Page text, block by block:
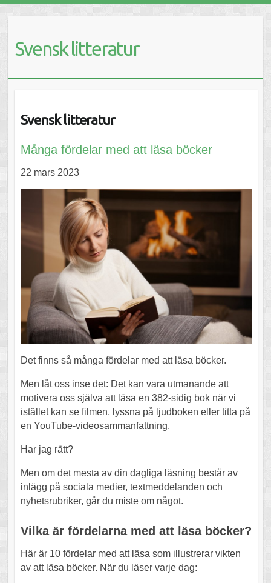
Svensk litteratur
Svensk litteratur
Många fördelar med att läsa böcker
22 mars 2023
Det finns så många fördelar med att läsa böcker.
Men låt oss inse det: Det kan vara utmanande att
motivera oss själva att läsa en 382-sidig bok när vi
istället kan se filmen, lyssna på ljudboken eller titta på
en YouTube-videosammanfattning.
Har jag rätt?
Men om det mesta av din dagliga läsning består av
inlägg på sociala medier, textmeddelanden och
nyhetsrubriker, går du miste om något.
Vilka är fördelarna med att läsa böcker?
Här är 10 fördelar med att läsa som illustrerar vikten
av att läsa böcker. När du läser varje dag: